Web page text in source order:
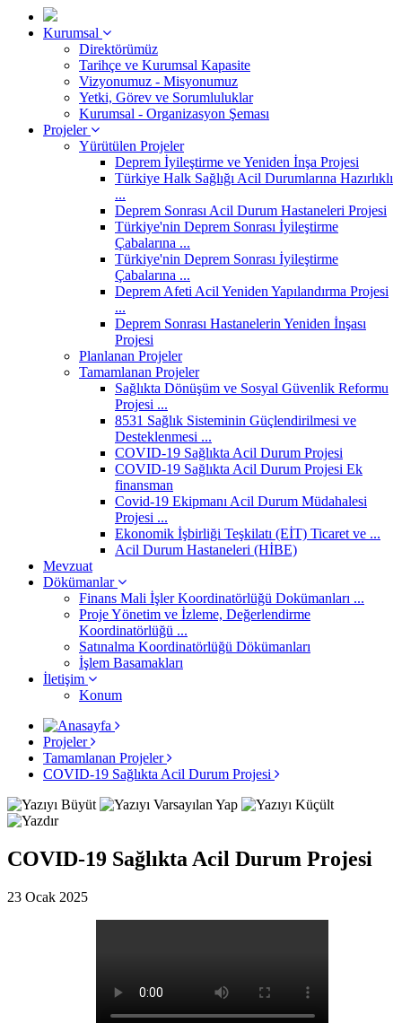
Kurumsal
Direktörümüz
Tarihçe ve Kurumsal Kapasite
Vizyonumuz - Misyonumuz
Yetki, Görev ve Sorumluluklar
Kurumsal - Organizasyon Şeması
Projeler
Yürütülen Projeler
Deprem İyileştirme ve Yeniden İnşa Projesi
Türkiye Halk Sağlığı Acil Durumlarına Hazırlıklı
...
Deprem Sonrası Acil Durum Hastaneleri Projesi
Türkiye'nin Deprem Sonrası İyileştirme
Çabalarına ...
Türkiye'nin Deprem Sonrası İyileştirme
Çabalarına ...
Deprem Afeti Acil Yeniden Yapılandırma Projesi
...
Deprem Sonrası Hastanelerin Yeniden İnşası
Projesi
Planlanan Projeler
Tamamlanan Projeler
Sağlıkta Dönüşüm ve Sosyal Güvenlik Reformu
Projesi ...
8531 Sağlık Sisteminin Güçlendirilmesi ve
Desteklenmesi ...
COVID-19 Sağlıkta Acil Durum Projesi
COVID-19 Sağlıkta Acil Durum Projesi Ek
finansman
Covid-19 Ekipmanı Acil Durum Müdahalesi
Projesi ...
Ekonomik İşbirliği Teşkilatı (EİT) Ticaret ve ...
Acil Durum Hastaneleri (HİBE)
Mevzuat
Dökümanlar
Finans Mali İşler Koordinatörlüğü Dokümanları ...
Proje Yönetim ve İzleme, Değerlendirme
Koordinatörlüğü ...
Satınalma Koordinatörlüğü Dökümanları
İşlem Basamakları
İletişim
Konum
Projeler
Tamamlanan Projeler
COVID-19 Sağlıkta Acil Durum Projesi
COVID-19 Sağlıkta Acil Durum Projesi
23 Ocak 2025